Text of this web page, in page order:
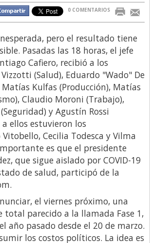
Social
0 COMENTARIOS
pero el resultado tiene
Pasadas las 18 horas, el jefe
Cafiero, recibió a los
(Salud), Eduardo "Wado" De
Kulfas (Producción), Matías
Claudio Moroni (Trabajo),
y Agustín Rossi
a ellos estuvieron los
Cecilia Todesca y Vilma
es que el presidente
que sigue aislado por COVID-19
de salud, participó de la
el viernes próximo, una
total parecido a la llamada Fase 1,
año pasado desde el 20 de marzo.
los costos políticos. La idea es